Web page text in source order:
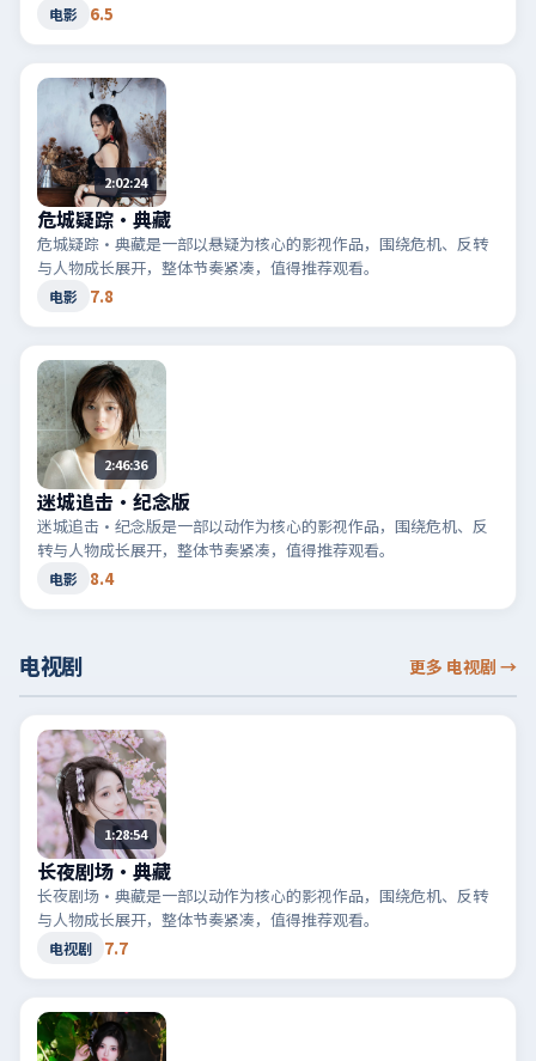
电影 6.5
2:02:24
危城疑踪·典藏
危城疑踪·典藏是一部以悬疑为核心的影视作品，围绕危机、反转
与人物成长展开，整体节奏紧凑，值得推荐观看。
电影 7.8
2:46:36
迷城追击·纪念版
迷城追击·纪念版是一部以动作为核心的影视作品，围绕危机、反
转与人物成长展开，整体节奏紧凑，值得推荐观看。
电影 8.4
电视剧 更多 电视剧 →
1:28:54
长夜剧场·典藏
长夜剧场·典藏是一部以动作为核心的影视作品，围绕危机、反转
与人物成长展开，整体节奏紧凑，值得推荐观看。
电视剧 7.7